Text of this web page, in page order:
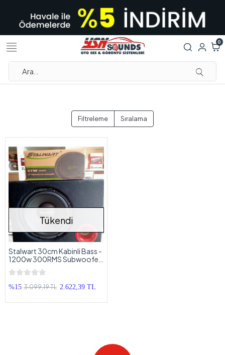
0
Filtreleme Sıralama
Tükendi
Stalwart 30cm Kabinli Bass -
1200w 300RMS Subwoofer
30cm
%15 3.099,19 TL 2.622,39 TL